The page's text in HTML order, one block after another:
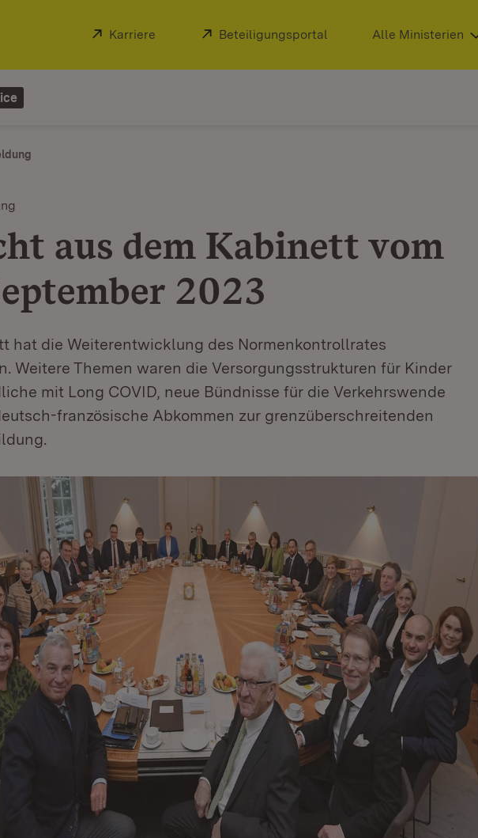
Extern:
Karriere (Öffnet in neuem Fenster)
Extern:
Beteiligungsportal (Öffnet in neuem Fenster)
Alle Ministerien
aus dem Kabinett vom
2023
hat die Weiterentwicklung des Normenkontrollrates
Weitere Themen waren die Versorgungsstrukturen für Kinder
mit Long COVID, neue Bündnisse für die Verkehrswende
französische Abkommen zur grenzüberschreitenden